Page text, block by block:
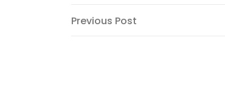
Post
Previous
Previous Post